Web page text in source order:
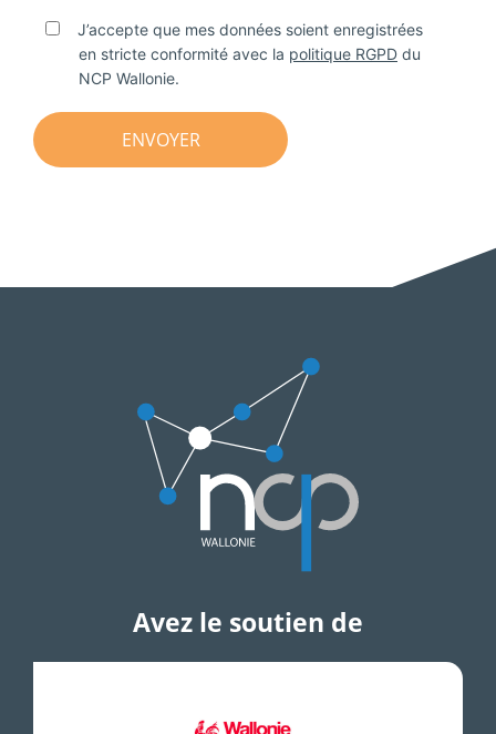
J’accepte que mes données soient enregistrées
en stricte conformité avec la politique RGPD du
NCP Wallonie.
Avez le soutien de